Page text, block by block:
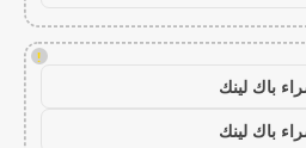
!
باك لينك
باك لينك